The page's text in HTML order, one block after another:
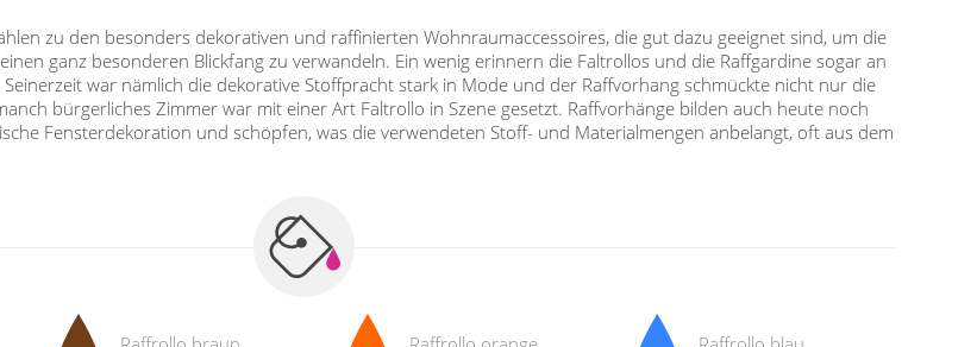
zu den besonders dekorativen und raffinierten Wohnraumaccessoires, die gut dazu geeignet sind, um die
ganz besonderen Blickfang zu verwandeln. Ein wenig erinnern die Faltrollos und die Raffgardine sogar an
war nämlich die dekorative Stoffpracht stark in Mode und der Raffvorhang schmückte nicht nur die
bürgerliches Zimmer war mit einer Art Faltrollo in Szene gesetzt. Raffvorhänge bilden auch heute noch
Fensterdekoration und schöpfen, was die verwendeten Stoff- und Materialmengen anbelangt, oft aus dem